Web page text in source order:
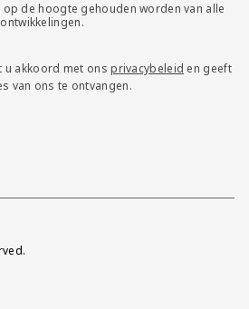
de hoogte gehouden worden van alle
u akkoord met onsprivacybeleid en geeft
van ons te ontvangen.